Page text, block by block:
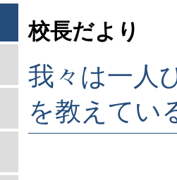
校長だより
我々は一人
を教えてい